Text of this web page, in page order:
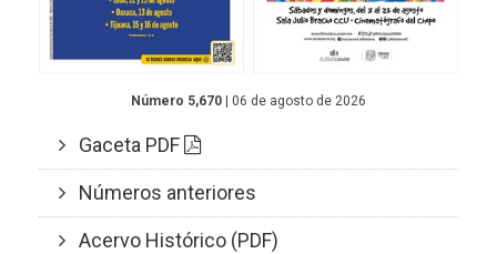
Número 5,670 | 06 de agosto de 2026
Gaceta PDF
Números anteriores
Acervo Histórico (PDF)